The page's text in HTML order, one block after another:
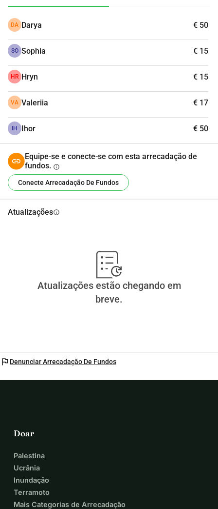
A guerra é um inferno e, infelizmente, muitas pessoas
vamos correr!
DA Darya € 50
SO Sophia € 15
HR Hryn € 15
VA Valeriia € 17
IH Ihor € 50
Equipe-se e conecte-se com esta arrecadação de
fundos. info
Conecte Arrecadação De Fundos
Atualizaçõesinfo
Atualizações estão chegando em
breve.
flag Denunciar Arrecadação De Fundos
Doar
Palestina
Ucrânia
Inundação
Terramoto
Mais Categorias de Arrecadação